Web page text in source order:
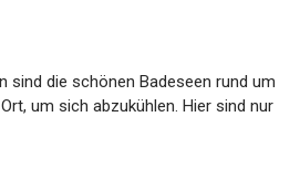
sind die schönen Badeseen rund um
um sich abzukühlen. Hier sind nur